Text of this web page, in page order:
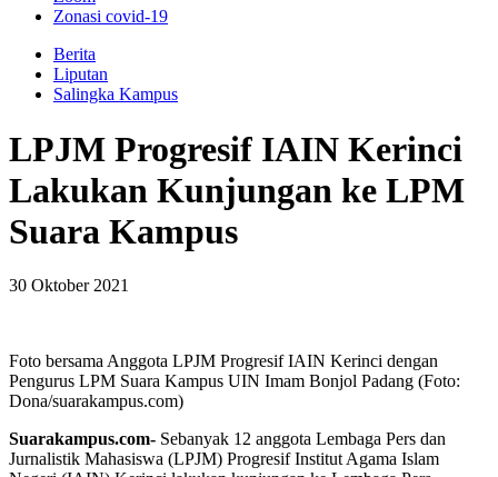
Zonasi covid-19
Berita
Liputan
Salingka Kampus
LPJM Progresif IAIN Kerinci
Lakukan Kunjungan ke LPM
Suara Kampus
30 Oktober 2021
Foto bersama Anggota LPJM Progresif IAIN Kerinci dengan
Pengurus LPM Suara Kampus UIN Imam Bonjol Padang (Foto:
Dona/suarakampus.com)
Suarakampus.com- Sebanyak 12 anggota Lembaga Pers dan
Jurnalistik Mahasiswa (LPJM) Progresif Institut Agama Islam